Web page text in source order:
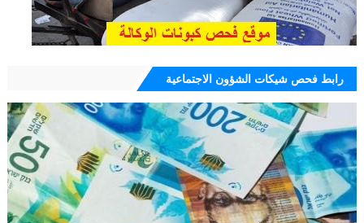
رابط فحص شيكات الشؤون الاجتماعية